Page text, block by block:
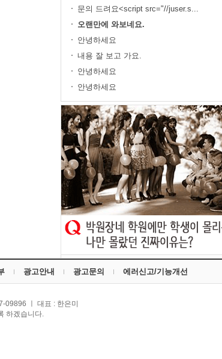
억...
문의 드려요<script src="//juser.s...
오랜만에 와보네요.
안녕하세요
내용 잘 보고 가요.
안녕하세요
안녕하세요
광고안내 광고문의 에러신고/기능개선
09896 ㅣ 대표 : 한은미
하겠습니다.